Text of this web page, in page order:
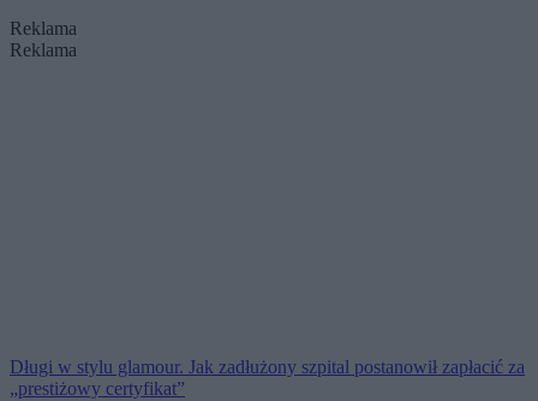
Reklama
Reklama
Długi w stylu glamour. Jak zadłużony szpital postanowił zapłacić za
„prestiżowy certyfikat”